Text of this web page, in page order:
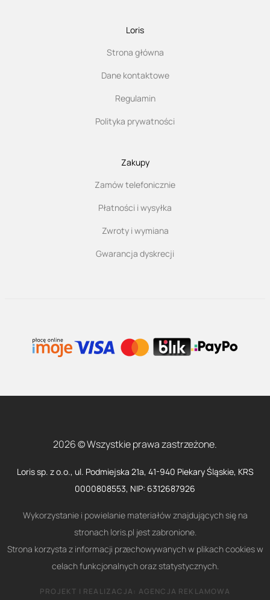
Loris
Strona główna
Dane kontaktowe
Regulamin
Polityka prywatności
Zakupy
Zamów telefonicznie
Płatności i wysyłka
Zwroty i wymiana
Gwarancja dyskrecji
2026 © Wszystkie prawa zastrzeżone.
Loris sp. z o.o., ul. Podmiejska 21a, 41-940 Piekary Śląskie, KRS
0000808553, NIP: 6312687926
Wykorzystanie i powielanie materiałów znajdujących się na
stronach loris.pl jest zabronione.
Strona korzysta z informacji przechowywanych w plikach cookies w
celach funkcjonalnych oraz statystycznych.
PROJEKT I REALIZACJA: AGENCJA REKLAMOWA